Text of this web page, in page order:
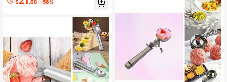
° 1 1/2 cucharadita
$ .68 -56%